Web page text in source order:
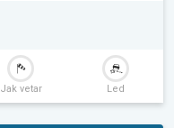
Jak vetar Led